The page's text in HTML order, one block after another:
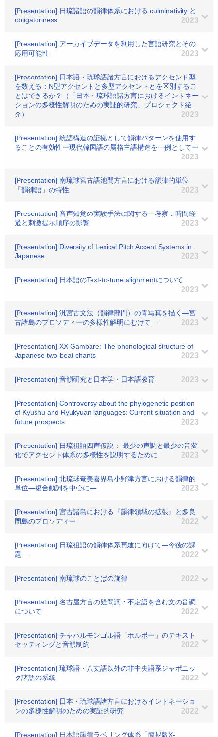
[Presentation] 日琉諸語の韻律体系における culminativity と
obligatoriness
2023
[Presentation] アーカイブデータを利用した言語研究とその
応用可能性
2023
[Presentation] 日本語・琉球語諸方言におけるアクセント型
を数える：N型アクセントと多型アクセントとを区別するこ
とはできるか？（「日本・琉球語諸方言におけるイントネー
ションの多様性解明のための実証的研究」プロジェクト紹
介）
2023
[Presentation] 統語構造の証拠として韻律パターンを使用す
ることの有効性ー現代韓国語の属格主語構造を一例としてー
2023
[Presentation] 南琉球宮古語池間方言における韻律的単位
「韻律語」の特性
2023
[Presentation] 音声知覚の実験手法に関する一考察：時間経
過と刺激提示順序の影響
2023
[Presentation] Diversity of Lexical Pitch Accent Systems in
Japanese
2023
[Presentation] 日本語のText-to-tune alignmentについて
2023
[Presentation] 汎宮古文法（韻律部門）の青写真を描く―宮
古諸島のプロソディーの多様性解明にむけて―
2023
[Presentation] XX Gambare: The phonological structure of
Japanese two-beat chants
2023
[Presentation] 音韻研究と日本学・日本語教育 2023
[Presentation] Controversy about the phylogenetic position
of Kyushu and Ryukyuan languages: Current situation and
future prospects
2023
[Presentation] 日琉祖語四声仮説： 最少の声調と最少の音変
化でアクセント体系の多様性を説明するために
2023
[Presentation] 北琉球奄美喜界島小野津方言における韻律的
単位―複合動詞を中心に―
2023
[Presentation] 宮古諸島における『韻律領域の拡張』と多良
間島のプロソディー
2022
[Presentation] 日琉祖語の韻律体系再建に向けて―今後の課
題―
2022
[Presentation] 南琉球のことばの旋律 2022
[Presentation] 名古屋方言の疑問詞・不定語を含む文の音調
について
2022
[Presentation] チャハルモンゴル語「ホルボー」のテキスト
セッティングと音韻制約
2022
[Presentation] 琉球語・八丈語以外の非中央語系ジャポニッ
ク諸語の系統
2022
[Presentation] 日本・琉球語諸方言におけるイントネーショ
ンの多様性解明のための実証的研究
2022
[Presentation] 日本語韻律ラベリング体系「簡易版X-